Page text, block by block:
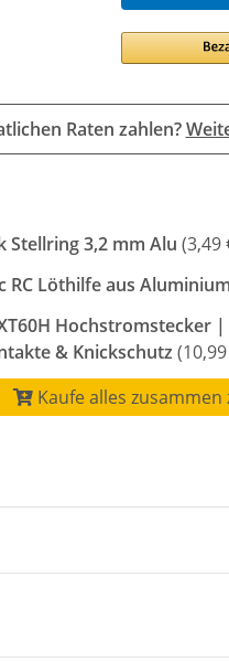
Raten zahlen?
Stellring 3,2 mm Alu (3,49
RC Löthilfe aus Aluminium
Hochstromstecker
& Knickschutz
Kaufe alles zusammen